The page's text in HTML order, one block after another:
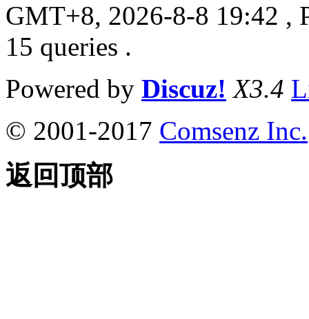
GMT+8, 2026-8-8 19:42 ,
15 queries .
Powered by Discuz! X3.4
© 2001-2017 Comsenz Inc.
返回顶部